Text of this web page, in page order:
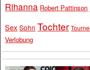
Rihanna Robert Pattinson
Sex Sohn Tochter
Verlobung